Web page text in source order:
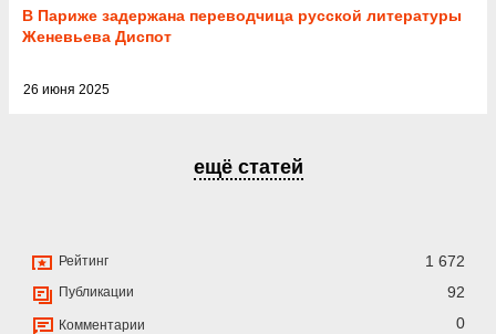
В Париже задержана переводчица русской литературы
Женевьева Диспот
26 июня 2025
ещё статей
Рейтинг 1 672
Публикации 92
Комментарии 0